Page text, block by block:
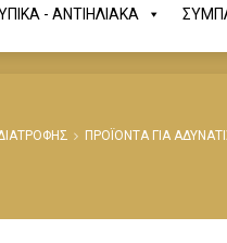
- ΑΝΤΙΗΛΙΑΚΑ
ΠΡΟΪΟΝΤΑ ΓΙΑ